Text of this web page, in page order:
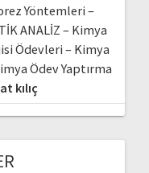
Yöntemleri –
ANALİZ – Kimya
Ödevleri – Kimya
Ödev Yaptırma
kılıç